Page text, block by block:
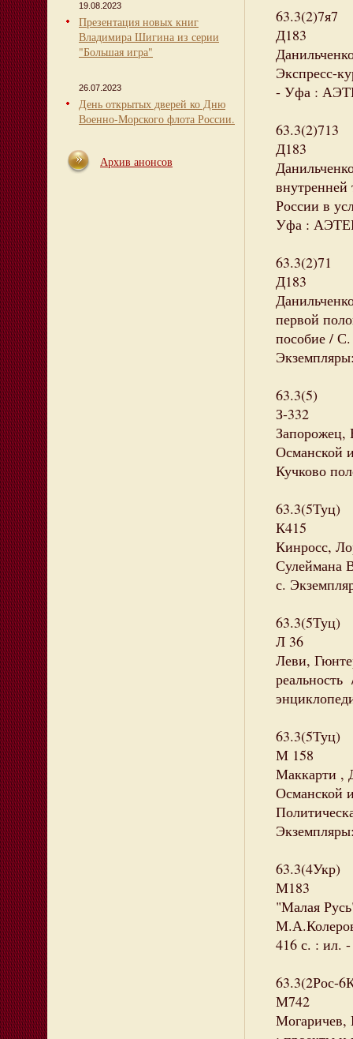
19.08.2023
Презентация новых книг
Владимира Шигина из серии
"Большая игра"
26.07.2023
День открытых дверей ко Дню
Военно-Морского флота России.
Архив анонсов
63.3(2)7я7
Д183
Экспресс-
- Уфа :
63.3(2)713
Д183
внутренней
России в
Уфа :
63.3(2)71
Д183
первой
пособие /
63.3(5)
З-332
Запорожец,
Османской
Кучково
63.3(5Туц)
К415
Кинросс,
Сулеймана
с.
63.3(5Туц)
Л 36
Леви,
63.3(5Туц)
М 158
Маккарти ,
Османской
63.3(4Укр)
М183
"Малая
416 с. : ил.
63.3(2Рос-
М742